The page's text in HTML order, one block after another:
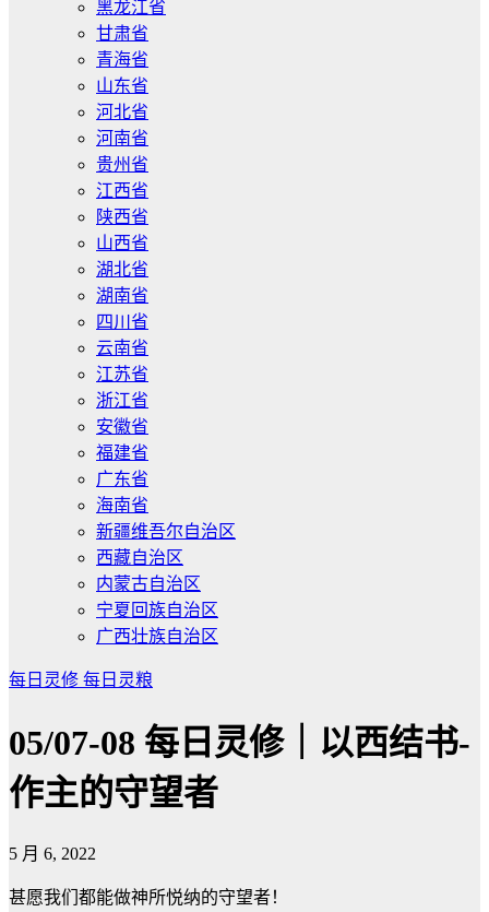
黑龙江省
甘肃省
青海省
山东省
河北省
河南省
贵州省
江西省
陕西省
山西省
湖北省
湖南省
四川省
云南省
江苏省
浙江省
安徽省
福建省
广东省
海南省
新疆维吾尔自治区
西藏自治区
内蒙古自治区
宁夏回族自治区
广西壮族自治区
每日灵修 每日灵粮
05/07-08 每日灵修｜以西结书-
作主的守望者
5 月 6, 2022
甚愿我们都能做神所悦纳的守望者！